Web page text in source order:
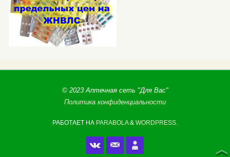
© 2023 Аптечная сеть "Для Вас"
Политика конфиденциальности
РАБОТАЕТ НА PARABOLA& WORDPRESS.